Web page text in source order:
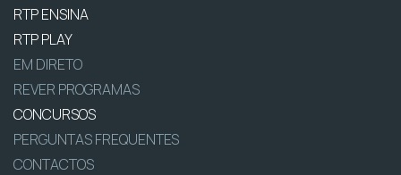
RTP ENSINA
RTP PLAY
EM DIRETO
REVER PROGRAMAS
CONCURSOS
PERGUNTAS FREQUENTES
CONTACTOS